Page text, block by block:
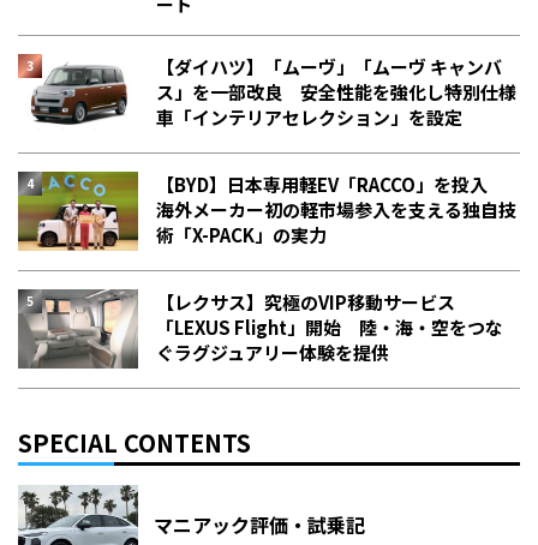
【ダイハツ】「ムーヴ」「ムーヴ キャンバ
ス」を一部改良 安全性能を強化し特別仕様
車「インテリアセレクション」を設定
【BYD】日本専用軽EV「RACCO」を投入
海外メーカー初の軽市場参入を支える独自技
術「X-PACK」の実力
【レクサス】究極のVIP移動サービス
「LEXUS Flight」開始 陸・海・空をつな
ぐラグジュアリー体験を提供
SPECIAL CONTENTS
マニアック評価・試乗記